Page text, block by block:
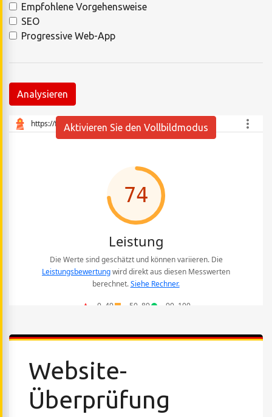
Empfohlene Vorgehensweise
SEO
Progressive Web-App
Analysieren
Aktivieren Sie den Vollbildmodus
Website-
Überprüfung